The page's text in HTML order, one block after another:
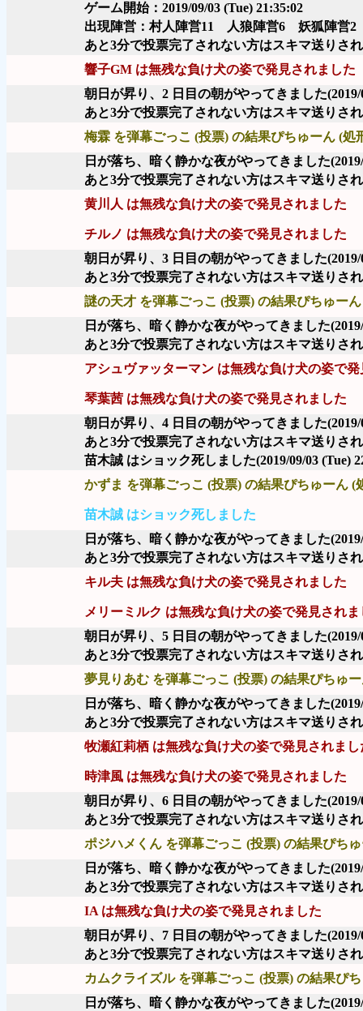
ゲーム開始：2019/09/03 (Tue) 21:35:02
出現陣営：村人陣営11 人狼陣営6 妖狐陣
あと3分で投票完了されない方はスキマ送りさ
響子GM は無残な負け犬の姿で発見されました
朝日が昇り、2 日目の朝がやってきました
あと3分で投票完了されない方はスキマ送りさ
梅霖 を弾幕ごっこ (投票) の結果ぴちゅーん (処
日が落ち、暗く静かな夜がやってきました
あと3分で投票完了されない方はスキマ送りさ
黄川人 は無残な負け犬の姿で発見されました
チルノ は無残な負け犬の姿で発見されました
朝日が昇り、3 日目の朝がやってきました
あと3分で投票完了されない方はスキマ送りさ
謎の天才 を弾幕ごっこ (投票) の結果ぴちゅー
日が落ち、暗く静かな夜がやってきました
あと3分で投票完了されない方はスキマ送りさ
アシュヴァッターマン は無残な負け犬の姿で
琴葉茜 は無残な負け犬の姿で発見されました
朝日が昇り、4 日目の朝がやってきました
あと3分で投票完了されない方はスキマ送りさ
苗木誠 はショック死しました(2019/09/03 (Tue)
かずま を弾幕ごっこ (投票) の結果ぴちゅーん (
苗木誠 はショック死しました
日が落ち、暗く静かな夜がやってきました
あと3分で投票完了されない方はスキマ送りさ
キル夫 は無残な負け犬の姿で発見されました
メリーミルク は無残な負け犬の姿で発見されま
朝日が昇り、5 日目の朝がやってきました
あと3分で投票完了されない方はスキマ送りさ
夢見りあむ を弾幕ごっこ (投票) の結果ぴちゅ
日が落ち、暗く静かな夜がやってきました
あと3分で投票完了されない方はスキマ送りさ
牧瀬紅莉栖 は無残な負け犬の姿で発見されまし
時津風 は無残な負け犬の姿で発見されました
朝日が昇り、6 日目の朝がやってきました
あと3分で投票完了されない方はスキマ送りさ
ポジハメくん を弾幕ごっこ (投票) の結果ぴち
日が落ち、暗く静かな夜がやってきました
あと3分で投票完了されない方はスキマ送りさ
IA は無残な負け犬の姿で発見されました
朝日が昇り、7 日目の朝がやってきました
あと3分で投票完了されない方はスキマ送りさ
カムクライズル を弾幕ごっこ (投票) の結果ぴ
日が落ち、暗く静かな夜がやってきました